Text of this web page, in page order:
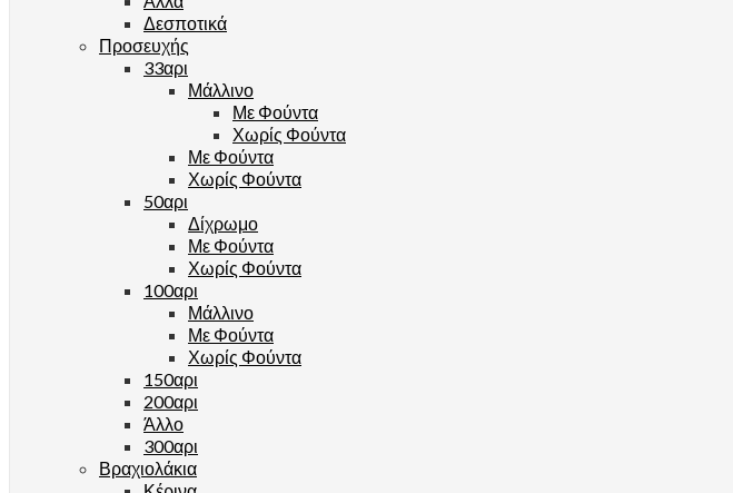
Δεσποτικά
Προσευχής
33αρι
Μάλλινο
Με Φούντα
Χωρίς Φούντα
Με Φούντα
Χωρίς Φούντα
50αρι
Δίχρωμο
Με Φούντα
Χωρίς Φούντα
100αρι
Μάλλινο
Με Φούντα
Χωρίς Φούντα
150αρι
200αρι
Άλλο
300αρι
Βραχιολάκια